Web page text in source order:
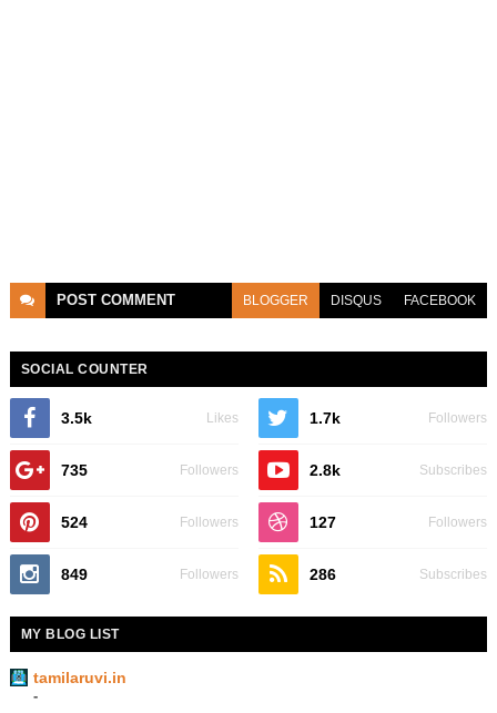
POST COMMENT BLOGGER DISQUS FACEBOOK
SOCIAL COUNTER
3.5k Likes 1.7k Followers
735 Followers 2.8k Subscribes
524 Followers 127 Followers
849 Followers 286 Subscribes
MY BLOG LIST
tamilaruvi.in
-